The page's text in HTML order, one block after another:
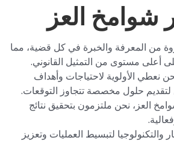
شوامخ العز
من المعرفة والخبرة في كل قضية، مما
أعلى مستوى من التمثيل القانوني.
نعطي الأولوية لاحتياجات وأهداف
لتقديم حلول مخصصة تتجاوز التوقعات.
العز، نحن ملتزمون بتحقيق نتائج
والتكنولوجيا لتبسيط العمليات وتعزيز